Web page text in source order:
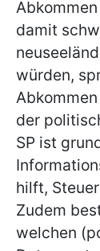
damit
würden,
der
SP ist
hilft,
Zudem
welchen